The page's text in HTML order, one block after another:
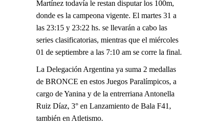
Martínez todavía le restan disputar los 100m,
donde es la campeona vigente. El martes 31 a
las 23:15 y 23:22 hs. se llevarán a cabo las
series clasificatorias, mientras que el miércoles
01 de septiembre a las 7:10 am se corre la final.
La Delegación Argentina ya suma 2 medallas
de BRONCE en estos Juegos Paralímpicos, a
cargo de Yanina y de la entrerriana Antonella
Ruiz Díaz, 3° en Lanzamiento de Bala F41,
también en Atletismo.